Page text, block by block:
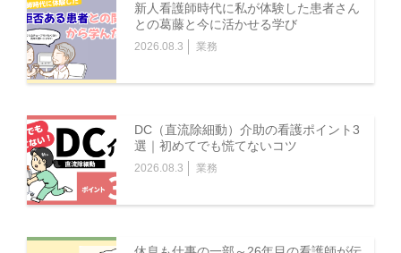
新人看護師時代に私が体験した患者さん
との葛藤と今に活かせる学び
2026.08.3 業務
DC（直流除細動）介助の看護ポイント3
選｜初めてでも慌てないコツ
2026.08.3 業務